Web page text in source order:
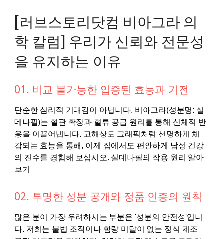
[러브스토리닷컴 비아그라 의
학 칼럼] 우리가 신뢰와 전문성
을 유지하는 이유
01. 비교 불가능한 입증된 효능과 기전
단순한 심리적 기대감이 아닙니다. 비아그라(성분명: 실
데나필)는 혈관 확장과 혈류 공급 원리를 통해 신체적 반
응을 이끌어냅니다. 고해상도 그래픽처럼 선명하게 체
감되는 효능을 통해, 이제 집에서도 편안하게 남성 건강
의 진수를 경험해 보십시오. 실데나필의 작용 원리 알아
보기
02. 투명한 성분 공개와 정품 인증의 원칙
많은 분이 가장 우려하시는 부분은 '성분의 안전성'입니
다. 저희는 불법 조작이나 함량 미달이 없는 정식 제조